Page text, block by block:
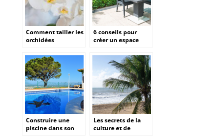
Comment tailler les
orchidées
6 conseils pour
créer un espace
Construire une
piscine dans son
Les secrets de la
culture et de